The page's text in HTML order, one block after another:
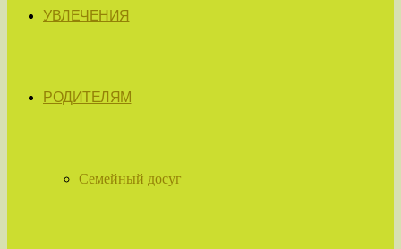
УВЛЕЧЕНИЯ
РОДИТЕЛЯМ
Семейный досуг